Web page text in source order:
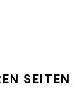
SEITEN